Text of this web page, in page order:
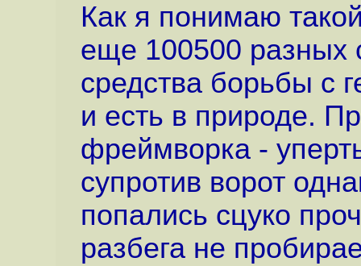
Как я понимаю
еще 100500 разных
средства борьбы с
и есть в природе.
фреймворка -
супротив ворот
попались сцуко
разбега не